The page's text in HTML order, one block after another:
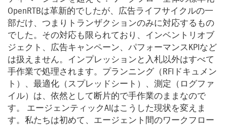
OpenRTBは革新的でしたが、広告ライフサイクルの一
部だけ、つまりトランザクションのみに対応するもの
でした。その対応も限られており、インベントリオブ
ジェクト、広告キャンペーン、パフォーマンスKPIなど
は扱えません。インプレッションと入札以外はすべて
手作業で処理されます。プランニング（RFIドキュメン
ト）、最適化（スプレッドシート）、測定（ログファ
イル）は、依然として断片的で手作業のままなので
す。 エージェンティックAIはこうした現状を変えま
す。私たちは初めて、エージェント間のワークフロー